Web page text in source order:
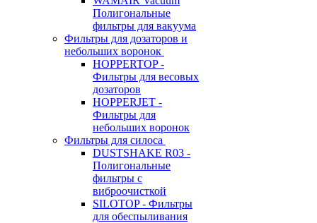
Полигональные
фильтры для вакуума
Фильтры для дозаторов и
небольших воронок
HOPPERTOP -
Фильтры для весовых
дозаторов
HOPPERJET -
Фильтры для
небольших воронок
Фильтры для силоса
DUSTSHAKE R03 -
Полигональные
фильтры с
виброочисткой
SILOTOP - Фильтры
для обеспыливания